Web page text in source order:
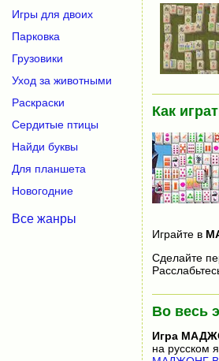
Как
Играйте в
Сделайте
Во весь
Игра
на русском
Игры для двоих
Парковка
Грузовики
Уход за животными
Раскраски
Сердитые птицы
Найди буквы
Для планшета
Новогодние
Все жанры